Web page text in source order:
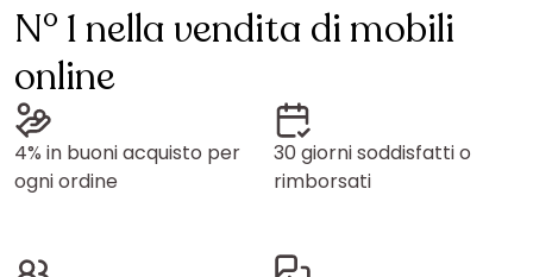
N° 1 nella vendita di mobili
online
4% in buoni acquisto per
ogni ordine
30 giorni soddisfatti o
rimborsati